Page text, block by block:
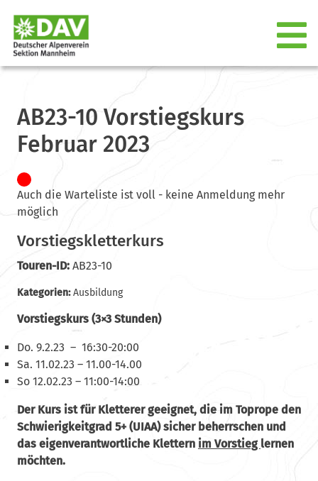
AB23-10 Vorstiegskurs
Februar 2023
Auch die Warteliste ist voll - keine Anmeldung mehr
möglich
Vorstiegskletterkurs
Touren-ID:AB23-10
Kategorien:Ausbildung
Vorstiegskurs (3×3 Stunden)
Do. 9.2.23 – 16:30-20:00
Sa. 11.02.23 – 11.00-14.00
So 12.02.23 – 11:00-14:00
Der Kurs ist für Kletterer geeignet, die im Toprope den
Schwierigkeitgrad 5+ (UIAA) sicher beherrschen und
das eigenverantwortliche Klettern im Vorstieg lernen
möchten.